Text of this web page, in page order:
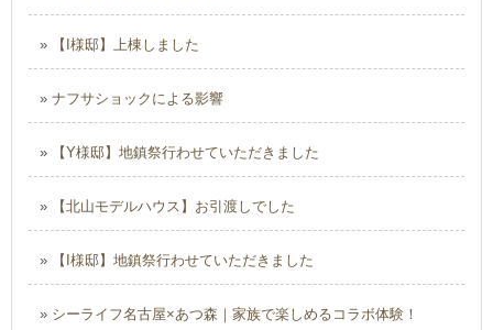
» 【I様邸】上棟しました
» ナフサショックによる影響
» 【Y様邸】地鎮祭行わせていただきました
» 【北山モデルハウス】お引渡しでした
» 【I様邸】地鎮祭行わせていただきました
» シーライフ名古屋×あつ森｜家族で楽しめるコラボ体験！